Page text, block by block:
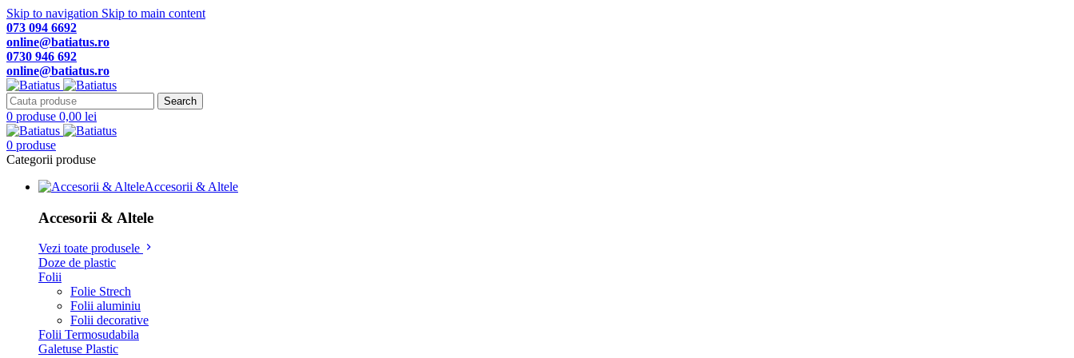
Skip to navigation Skip to main content
073 094 6692
online@batiatus.ro
0730 946 692
online@batiatus.ro
Search
0 produse 0,00 lei
0 produse
Categorii produse
Accesorii & Altele
Accesorii & Altele
Vezi toate produsele
Doze de plastic
Folii
Folie Strech
Folii aluminiu
Folii decorative
Folii Termosudabila
Galetuse Plastic